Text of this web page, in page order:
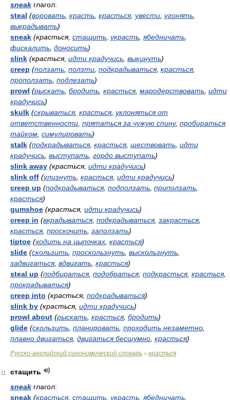
sneak глагол:
steal (воровать красть красться, увести угонять
выкрадывать)
sneak (красться, стащить украсть ябедничать
фискалить доносить)
slink (красться, идти крадучись выкинуть)
creep (ползать ползти подкрадываться, красться,
проползать подлезать)
prowl (рыскать бродить красться, мародерствовать идти
крадучись)
skulk (скрываться, красться, уклоняться от
ответственности прятаться за чужую спину, пробираться
тайком симулировать)
stalk (подкрадываться, красться, шествовать идти
крадучись выступать гордо выступать)
slink away (красться, идти крадучись)
slink off (улизнуть красться, идти крадучись)
creep up (подкрадываться, подползать приползать
красться)
gumshoe (красться, идти крадучись)
creep in (вкрадываться, подкрадываться, закрасться,
красться, проскочить заползать)
tiptoe (ходить на цыпочках красться)
slide (скользить проскользнуть выскользнуть
задвигаться, вдвигать красться)
steal up (подбираться, подобраться, подкрасться, красться,
прокрадываться)
creep into (красться, подкрадываться)
slink by (красться, идти крадучись)
prowl about (рыскать красться, бродить)
glide (скользить планировать проходить незаметно
плавно двигаться, двигаться бесшумно красться)
Русско-английский синонимический словарь > красться
11
стащить
sneak глагол:
sneak (красться, стащить украсть ябедничать